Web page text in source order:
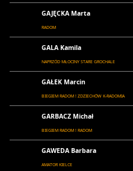
GAJĘCKA Marta
RADOM
GALA Kamila
NAPRZÓD MŁOCINY STARE GROCHALE
GAŁEK Marcin
BIEGIEM RADOM ! ZDZIECHÓW K-RADOMIA
GARBACZ Michał
BIEGIEM RADOM ! RADOM
GAWEDA Barbara
AMATOR KIELCE